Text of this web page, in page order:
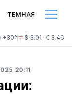
+30° $ 3.01 · € 3.46
ТЕМНАЯ
20:11